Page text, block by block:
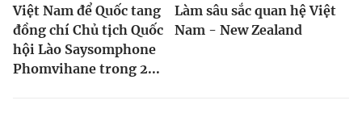
Việt Nam để Quốc tang
đồng chí Chủ tịch Quốc
hội Lào Saysomphone
Phomvihane trong 2...
Làm sâu sắc quan hệ Việt
Nam - New Zealand